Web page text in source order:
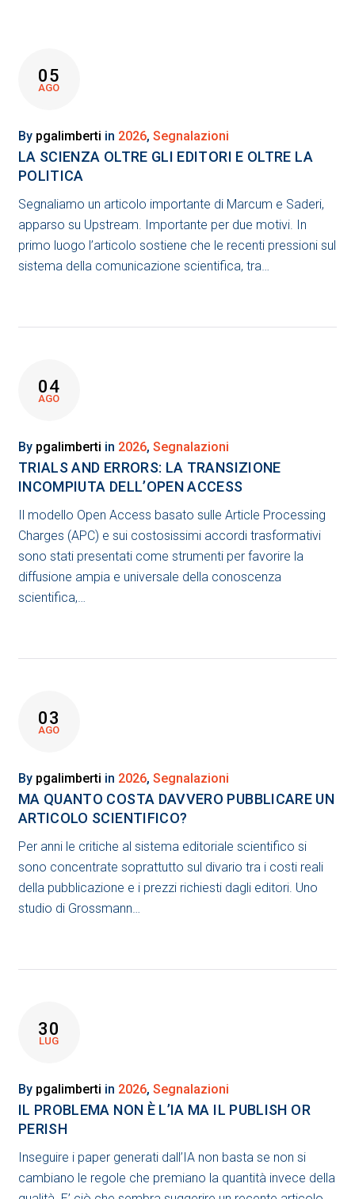
05
AGO
By pgalimberti in 2026, Segnalazioni
LA SCIENZA OLTRE GLI EDITORI E OLTRE LA
POLITICA
Segnaliamo un articolo importante di Marcum e Saderi,
apparso su Upstream. Importante per due motivi. In
primo luogo l’articolo sostiene che le recenti pressioni sul
sistema della comunicazione scientifica, tra…
04
AGO
By pgalimberti in 2026, Segnalazioni
TRIALS AND ERRORS: LA TRANSIZIONE
INCOMPIUTA DELL’OPEN ACCESS
Il modello Open Access basato sulle Article Processing
Charges (APC) e sui costosissimi accordi trasformativi
sono stati presentati come strumenti per favorire la
diffusione ampia e universale della conoscenza
scientifica,…
03
AGO
By pgalimberti in 2026, Segnalazioni
MA QUANTO COSTA DAVVERO PUBBLICARE UN
ARTICOLO SCIENTIFICO?
Per anni le critiche al sistema editoriale scientifico si
sono concentrate soprattutto sul divario tra i costi reali
della pubblicazione e i prezzi richiesti dagli editori. Uno
studio di Grossmann…
30
LUG
By pgalimberti in 2026, Segnalazioni
IL PROBLEMA NON È L’IA MA IL PUBLISH OR
PERISH
Inseguire i paper generati dall’IA non basta se non si
cambiano le regole che premiano la quantità invece della